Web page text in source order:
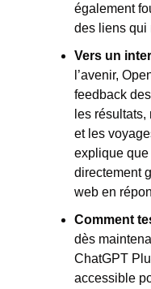
également
des liens qui
Vers un
l’avenir,
feedback
les
et les
explique que
directement
web en
Comment
dès
ChatGPT
accessible